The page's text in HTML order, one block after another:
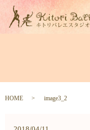
HOME image3_2